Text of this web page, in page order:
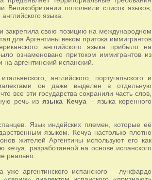
Великобритании пополнили список языков,
языка.
и закрепила свою позицию на международном
для Аргентины веком притока иммигрантов
английского языка прибыло на
ознаменовано притоком иммигрантов из
аргентинский испанский.
английского, португальского и
он даже выделен в отдельную
все эти государства сохранили часть слов,
речь изязыка Кечуа– языка коренного
Язык индейских племен, которые её
языком. Кечуа настолько плотно
жителей Аргентины используют его как
разработанной на основе испанского
реально.
аргентинского испанского – лунфардо